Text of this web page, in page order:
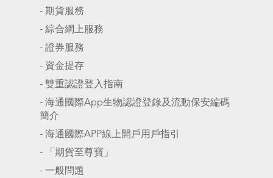
- 期貨服務
- 綜合網上服務
- 證券服務
- 資金提存
- 雙重認證登入指南
- 海通國際App生物認證登錄及流動保安編碼
簡介
- 海通國際APP線上開戶用戶指引
- 「期貨至尊寶」
- 一般問題